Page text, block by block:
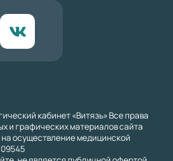
кабинет «Витязь» Все права
и графических материалов сайта
осуществление медицинской